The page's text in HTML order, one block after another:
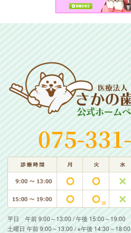
平日 午前 9:00～13:00 / 午後 15:00～19:00
土曜日 午前 9:00～13:00 / ※午後 14:30～18:00